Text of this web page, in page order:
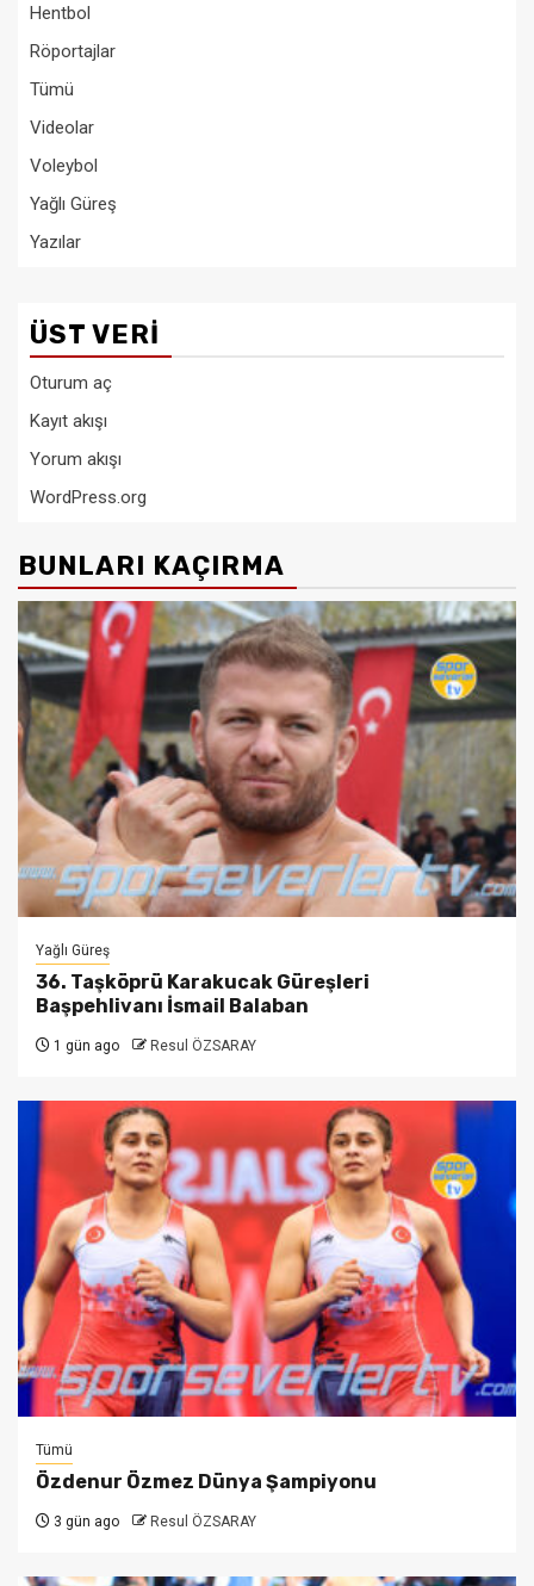
Hentbol
Röportajlar
Tümü
Videolar
Voleybol
Yağlı Güreş
Yazılar
ÜST VERI
Oturum aç
Kayıt akışı
Yorum akışı
WordPress.org
BUNLARI KAÇIRMA
Yağlı Güreş
36. Taşköprü Karakucak Güreşleri
Başpehlivanı İsmail Balaban
1 gün ago Resul ÖZSARAY
Tümü
Özdenur Özmez Dünya Şampiyonu
3 gün ago Resul ÖZSARAY